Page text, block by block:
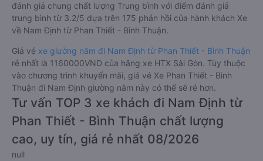
đánh giá chung chất lượng Trung bình với điểm đánh giá
trung bình từ 3.2/5 dựa trên 175 phản hồi của hành khách Xe
về Nam Định từ Phan Thiết - Bình Thuận.
Giá vé xe giường nằm đi Nam Định từ Phan Thiết - Bình Thuận
rẻ nhất là 1160000VND của hãng xe HTX Sài Gòn. Tùy thuộc
vào chương trình khuyến mãi, giá vé Xe Phan Thiết - Bình
Thuận đi Nam Định giường nằm này có thể sẽ rẻ hơn.
Tư vấn TOP 3 xe khách đi Nam Định từ
Phan Thiết - Bình Thuận chất lượng
cao, uy tín, giá rẻ nhất 08/2026
null